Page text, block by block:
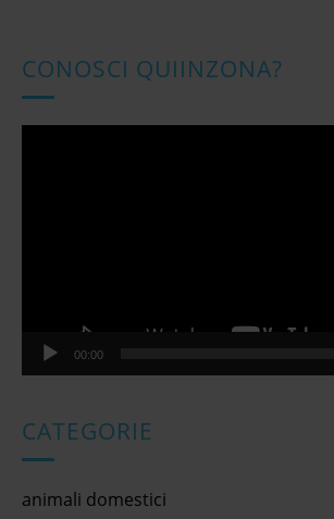
CONOSCI QUIINZONA?
00:00
CATEGORIE
animali domestici